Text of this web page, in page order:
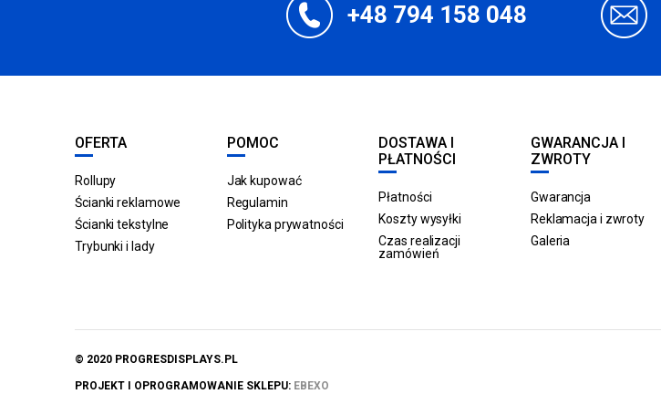
+48 794 158 048
OFERTA
Rollupy
Ścianki reklamowe
Ścianki tekstylne
Trybunki i lady
POMOC
Jak kupować
Regulamin
Polityka prywatności
DOSTAWA I
PŁATNOŚCI
Płatności
Koszty wysyłki
Czas realizacji
zamówień
GWARANCJA I
ZWROTY
Gwarancja
Reklamacja i zwroty
Galeria
© 2020 PROGRESDISPLAYS.PL
PROJEKT I OPROGRAMOWANIE SKLEPU: EBEXO